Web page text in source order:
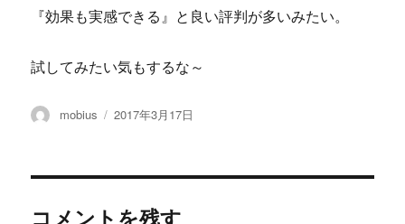
『効果も実感できる』と良い評判が多いみたい。
試してみたい気もするな～
投
mobius
投
2017年3月17日
コメントを残す